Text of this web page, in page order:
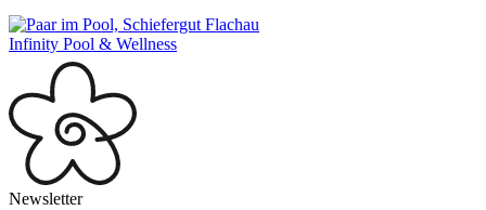
Infinity Pool & Wellness
Newsletter